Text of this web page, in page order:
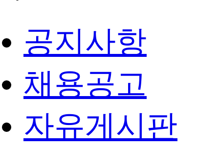
공지사항
채용공고
자유게시판